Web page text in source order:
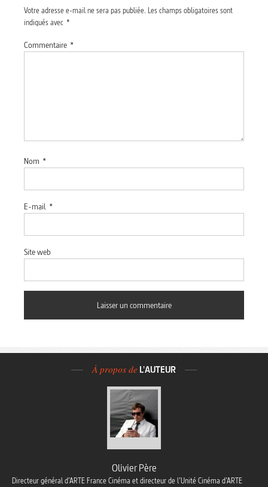
Votre adresse e-mail ne sera pas publiée. Les champs obligatoires sont
indiqués avec *
Commentaire *
Nom *
E-mail *
Site web
À propos de L'AUTEUR
Olivier Père
Directeur général d’ARTE France Cinéma et directeur de l’Unité Cinéma d’ARTE